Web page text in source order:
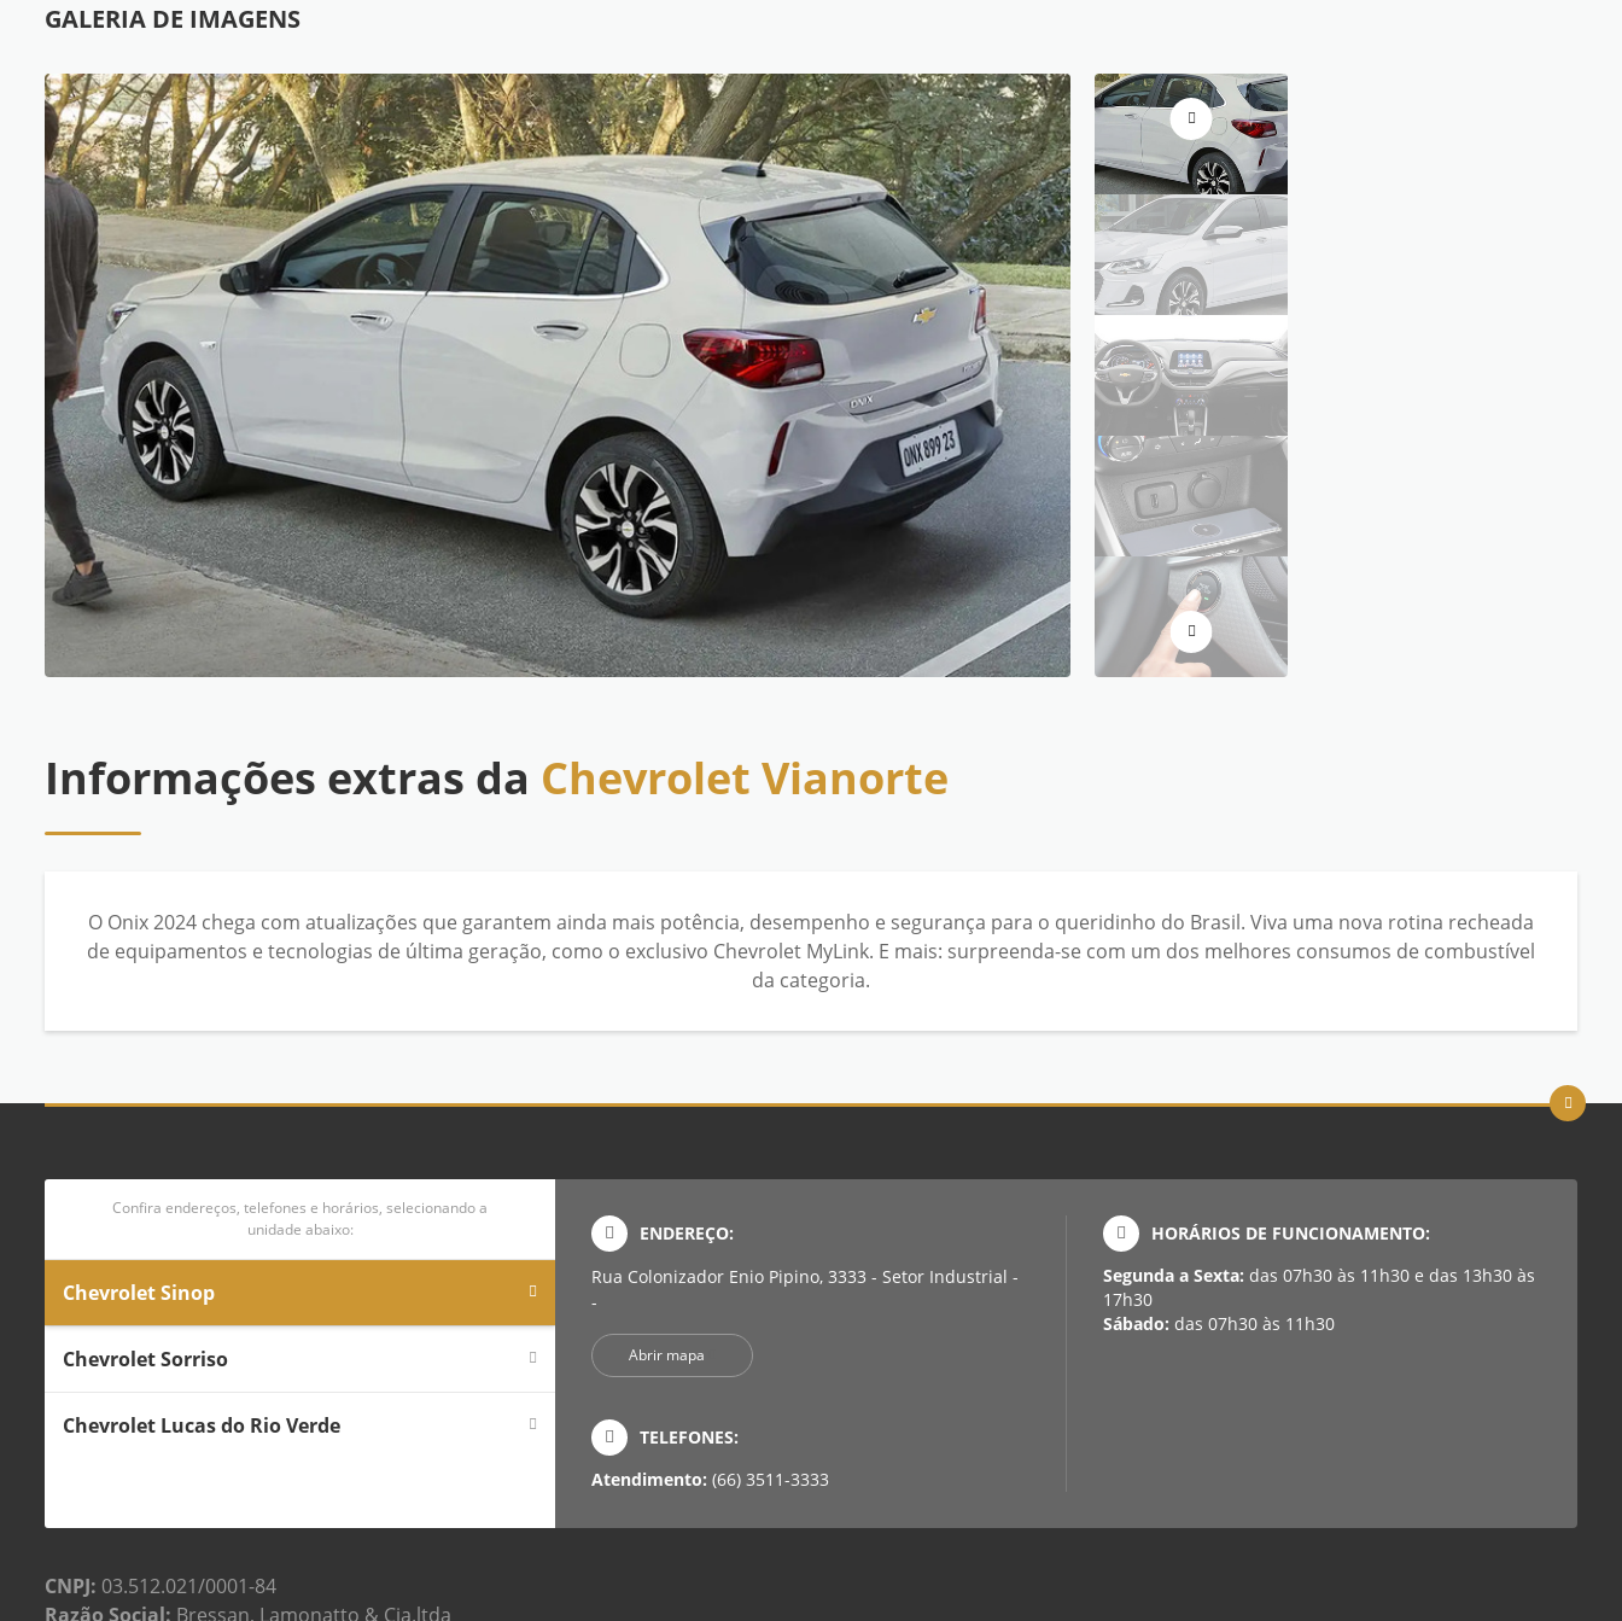
GALERIA DE IMAGENS
Informações extras da Chevrolet Vianorte
O Onix 2024 chega com atualizações que garantem ainda mais potência, desempenho e segurança para o queridinho do Brasil. Viva uma nova rotina recheada
de equipamentos e tecnologias de última geração, como o exclusivo Chevrolet MyLink. E mais: surpreenda-se com um dos melhores consumos de combustível
da categoria.
Confira endereços, telefones e horários, selecionando a
unidade abaixo:
Chevrolet Sinop
Chevrolet Sorriso
Chevrolet Lucas do Rio Verde
ENDEREÇO:
Rua Colonizador Enio Pipino, 3333 - Setor Industrial -
-
Abrir mapa
TELEFONES:
Atendimento:(66) 3511-3333
HORÁRIOS DE FUNCIONAMENTO:
Segunda a Sexta: das 07h30 às 11h30 e das 13h30 às
17h30
Sábado: das 07h30 às 11h30
CNPJ: 03.512.021/0001-84
Razão Social: Bressan, Lamonatto & Cia.ltda